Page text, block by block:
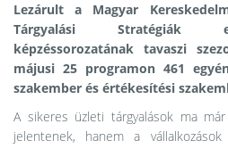
Lezárult a Magyar
Tárgyalási Stratégiák
képzéssorozatának tavaszi
májusi 25 programon 461
szakember és értékesítési
A sikeres üzleti tárgyalások ma
jelentenek, hanem a